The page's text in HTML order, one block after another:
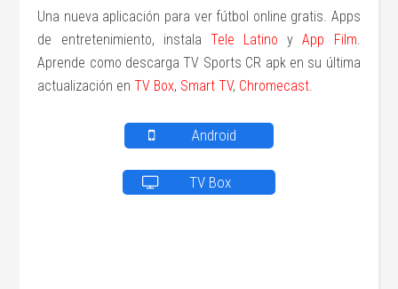
Una nueva aplicación para ver fútbol online gratis. Apps
de entretenimiento, instala Tele Latino yApp Film.
Aprende como descarga TV Sports CR apk en su última
actualización enTV Box, Smart TV, Chromecast.
Android
TV Box